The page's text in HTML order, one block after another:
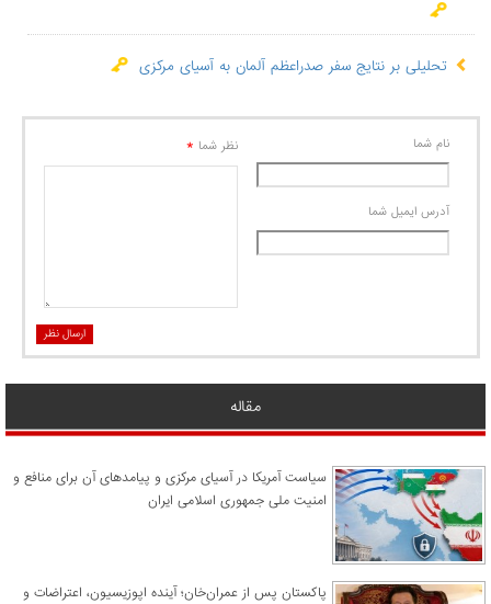
تحلیلی بر نتایج سفر صدراعظم آلمان به آسیای مرکزی
نام شما
آدرس ايميل شما
نظر شما *
ارسال نظر
مقاله
سیاست آمریکا در آسیای مرکزی و پیامدهای آن برای منافع و
امنیت ملی جمهوری اسلامی ایران
پاکستان پس از عمران‌خان؛ آینده اپوزیسیون، اعتراضات و